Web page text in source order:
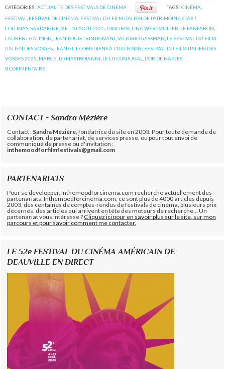
CATÉGORIES :ACTUALITÉ DES FESTIVALS DE CINÉMA TAGS :CINÉMA
FESTIVAL
FESTIVAL DE CINÉMA FESTIVAL DU FILM ITALIEN DE PATRIMOINE ,CIAK !
COLLINAS ,SARDAIGNE 9 ET 10 AOÛT 2025 DINO RISI LINA WERTMÜLLER LE FANFARON
LAURENT GALINON JEAN-LOUIS TRINTIGNANT,VITTORIO GASSMAN LE FESTIVAL DU FILM
ITALIEN DES VOSGES JEAN GILI ,COMÉDIENS À L'ITALIENNE FESTIVAL DU FILM ITALIEN DES
VOSGES 2025 MARCELLO MASTROIANNI LE LIT CONJUGAL
L'OR DE NAPLES
0COMMENTAIRE
CONTACT - Sandra Mézière
Contact : Sandra Mézière , fondatrice du site en 2003. Pour toute demande de
collaboration, de partenariat, de services presse, ou pour tout envoi de
communiqué de presse ou d'invitation :
inthemoodforfilmfestivals@gmail.com
PARTENARIATS
Pour se développer, Inthemoodforcinema.com recherche actuellement des
partenariats. Inthemoodforcinema.com, ce sont plus de 4000 articles depuis
2003, des centaines de comptes-rendus de festivals de cinéma, plusieurs prix
décernés, des articles qui arrivent en tête des moteurs de recherche... Un
partenariat vous intéresse ?Cliquez ici pour en savoir plus sur le site, sur mon
parcours et pour savoir comment me contacter.
LE 52e FESTIVAL DU CINÉMA AMÉRICAIN DE
DEAUVILLE EN DIRECT